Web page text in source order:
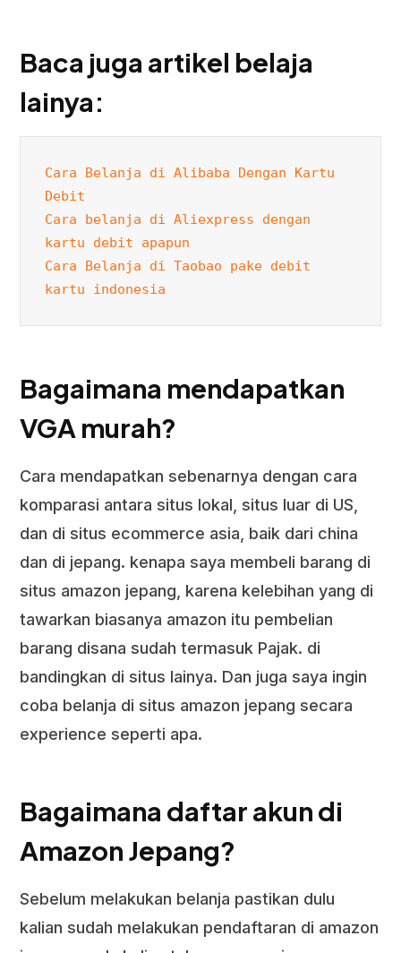
Baca juga artikel belaja
lainya:
Cara Belanja di Alibaba Dengan Kartu
Debit
Cara belanja di Aliexpress dengan
kartu debit apapun
Cara Belanja di Taobao pake debit
kartu indonesia
Bagaimana mendapatkan
VGA murah?
Cara mendapatkan sebenarnya dengan cara
komparasi antara situs lokal, situs luar di US,
dan di situs ecommerce asia, baik dari china
dan di jepang. kenapa saya membeli barang di
situs amazon jepang, karena kelebihan yang di
tawarkan biasanya amazon itu pembelian
barang disana sudah termasuk Pajak. di
bandingkan di situs lainya. Dan juga saya ingin
coba belanja di situs amazon jepang secara
experience seperti apa.
Bagaimana daftar akun di
Amazon Jepang?
Sebelum melakukan belanja pastikan dulu
kalian sudah melakukan pendaftaran di amazon